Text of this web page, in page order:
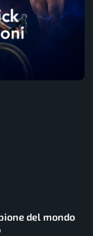
del mondo